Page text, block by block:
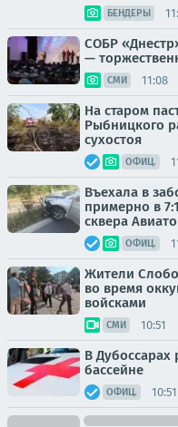
БЕНДЕРЫ
СОБР
—
СМИ 11:08
На старом
Рыбницкого
сухостоя
ОФИЦ.
Въехала в
примерно в
сквера
ОФИЦ.
Жители
во время
войсками
СМИ 10:51
В Дубоссарах
бассейне
ОФИЦ. 10:51